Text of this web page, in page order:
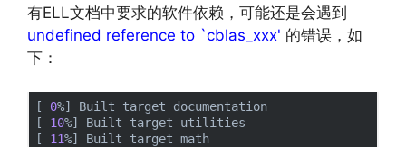
有ELL文档中要求的软件依赖，可能还是会遇到
undefined reference to `cblas_xxx' 的错误，如
下：
[ 0%] Built target documentation
[ 10%] Built target utilities
[ 11%] Built target math